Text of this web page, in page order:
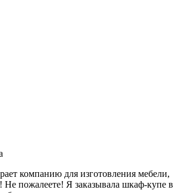
компанию для изготовления мебели,
пожалеете! Я заказывала шкаф-купе в